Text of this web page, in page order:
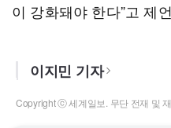
이 강화돼야 한다”고 제
이지민 기자
Copyright ⓒ 세계일보. 무단 전재 및